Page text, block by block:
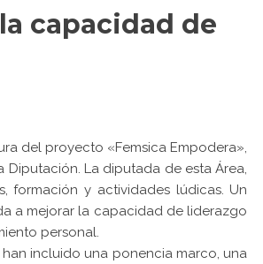
capacidad de
del proyecto «Femsica Empodera»,
La diputada de esta Área,
formación y actividades lúdicas. Un
a mejorar la capacidad de liderazgo
personal.
incluido una ponencia marco, una